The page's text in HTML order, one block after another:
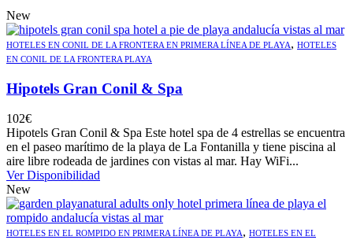
New
HOTELES EN CONIL DE LA FRONTERA EN PRIMERA LÍNEA DE PLAYA, HOTELES
EN CONIL DE LA FRONTERA PLAYA
Hipotels Gran Conil & Spa
102€
Hipotels Gran Conil & Spa Este hotel spa de 4 estrellas se encuentra
en el paseo marítimo de la playa de La Fontanilla y tiene piscina al
aire libre rodeada de jardines con vistas al mar. Hay WiFi...
Ver Disponibilidad
New
HOTELES EN EL ROMPIDO EN PRIMERA LÍNEA DE PLAYA, HOTELES EN EL